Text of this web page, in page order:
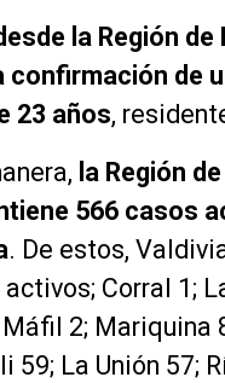
la Región
confirmación de
23 años,
la Región
566 casos
. De estos,
Corral 1;
2; Mariquina
59; La Unión 57;